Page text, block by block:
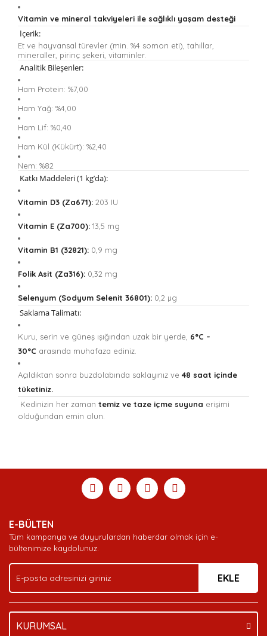
Vitamin ve mineral takviyeleri ile sağlıklı yaşam desteği
İçerik:
Et ve hayvansal türevler (min. %4 somon eti), tahıllar,
mineraller, pirinç şekeri, vitaminler.
Analitik Bileşenler:
Ham Protein: %7,00
Ham Yağ: %4,00
Ham Lif: %0,40
Ham Kül (Kükürt): %2,40
Nem: %82
Katkı Maddeleri (1 kg’da):
Vitamin D3 (Za671): 203 IU
Vitamin E (Za700): 13,5 mg
Vitamin B1 (32821): 0,9 mg
Folik Asit (Za316): 0,32 mg
Selenyum (Sodyum Selenit 36801): 0,2 µg
Saklama Talimatı:
Kuru, serin ve güneş ışığından uzak bir yerde, 6°C –
30°C arasında muhafaza ediniz.
Açıldıktan sonra buzdolabında saklayınız ve 48 saat içinde
tüketiniz.
Kedinizin her zaman temiz ve taze içme suyuna erişimi
olduğundan emin olun.
Yorum Yaz
Soru Sor
formunu kullanarak tarafımıza iletebilirsiniz.
Görüş ve önerileriniz için teşekkür ederiz.
Ürün açıklamasında eksik bilgiler bulunuyor.
Ürün bilgilerinde hatalar bulunuyor.
Bu ürüne benzer farklı alternatifler olmalı.
Deneyimini Paylaş
E-BÜLTEN
Tüm kampanya ve duyurulardan haberdar olmak için e-
bültenimize kaydolunuz.
EKLE
KURUMSAL